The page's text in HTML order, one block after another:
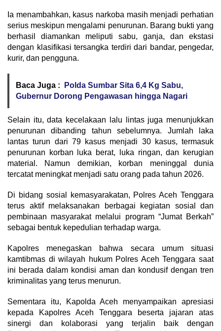
Ia menambahkan, kasus narkoba masih menjadi perhatian
serius meskipun mengalami penurunan. Barang bukti yang
berhasil diamankan meliputi sabu, ganja, dan ekstasi
dengan klasifikasi tersangka terdiri dari bandar, pengedar,
kurir, dan pengguna.
Baca Juga :
Polda Sumbar Sita 6,4 Kg Sabu,
Gubernur Dorong Pengawasan hingga Nagari
Selain itu, data kecelakaan lalu lintas juga menunjukkan
penurunan dibanding tahun sebelumnya. Jumlah laka
lantas turun dari 79 kasus menjadi 30 kasus, termasuk
penurunan korban luka berat, luka ringan, dan kerugian
material. Namun demikian, korban meninggal dunia
tercatat meningkat menjadi satu orang pada tahun 2026.
Di bidang sosial kemasyarakatan, Polres Aceh Tenggara
terus aktif melaksanakan berbagai kegiatan sosial dan
pembinaan masyarakat melalui program “Jumat Berkah”
sebagai bentuk kepedulian terhadap warga.
Kapolres menegaskan bahwa secara umum situasi
kamtibmas di wilayah hukum Polres Aceh Tenggara saat
ini berada dalam kondisi aman dan kondusif dengan tren
kriminalitas yang terus menurun.
Sementara itu, Kapolda Aceh menyampaikan apresiasi
kepada Kapolres Aceh Tenggara beserta jajaran atas
sinergi dan kolaborasi yang terjalin baik dengan